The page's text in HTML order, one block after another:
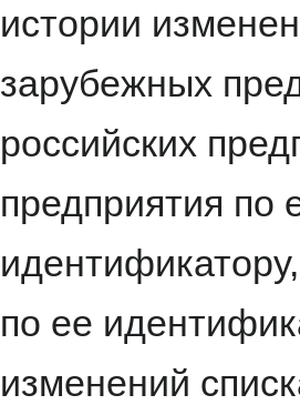
истории
зарубежных
российских
предприятия по
по ее
изменений